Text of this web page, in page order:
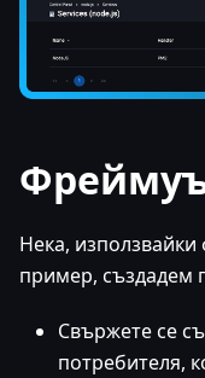
Нека,
пример, създадем
Свържете се
потребителя,